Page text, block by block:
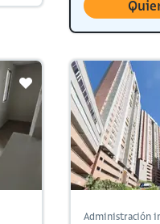
Administración